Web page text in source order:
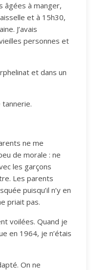
âgées à manger,
et à 15h30,
J’avais
personnes et
et dans un
ne me
de morale : ne
les garçons
Les parents
puisqu’il n’y en
priait pas.
voilées. Quand je
en 1964, je n’étais
On ne